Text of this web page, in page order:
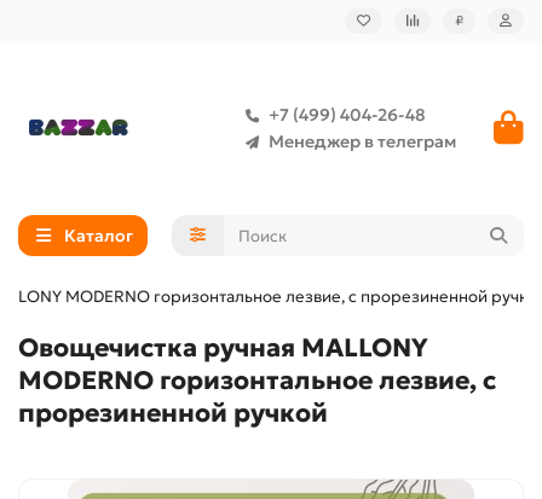
₽
+7 (499) 404-26-48
Менеджер в телеграм
Каталог
MODERNO горизонтальное лезвие, с прорезиненной
Овощечистка ручная MALLONY
MODERNO горизонтальное лезвие, с
прорезиненной ручкой